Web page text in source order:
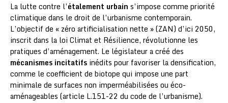
La lutte contre l’étalement urbain s’impose comme priorité
climatique dans le droit de l’urbanisme contemporain.
L’objectif de « zéro artificialisation nette » (ZAN) d’ici 2050,
inscrit dans la loi Climat et Résilience, révolutionne les
pratiques d’aménagement. Le législateur a créé des
mécanismes incitatifs inédits pour favoriser la densification,
comme le coefficient de biotope qui impose une part
minimale de surfaces non imperméabilisées ou éco-
aménageables (article L.151-22 du code de l’urbanisme).